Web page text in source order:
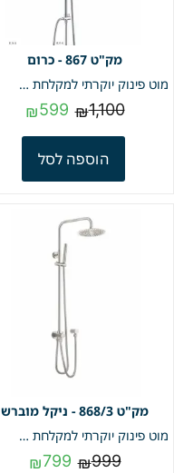
867 - כרום
מוט פינוק יוקרתי למקלחת | כרום | מק"ט 867
₪1,100
₪599
הוספה לסל
868/3 - ניקל מוברש
מוט פינוק יוקרתי למקלחת | ניקל מוברש | מק"ט 868/3
₪999
₪799